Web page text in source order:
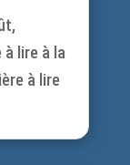
à lire à la
à lire